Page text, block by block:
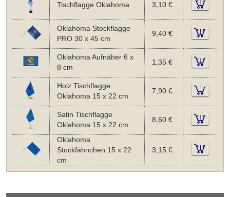
Tischflagge Oklahoma 3,10 €
Oklahoma Stockflagge
PRO 30 x 45 cm
9,40 €
Oklahoma Aufnäher 6 x
8 cm
1,35 €
Holz Tischflagge
Oklahoma 15 x 22 cm
7,90 €
Satin Tischflagge
Oklahoma 15 x 22 cm
8,60 €
Oklahoma
Stockfähnchen 15 x 22
cm
3,15 €